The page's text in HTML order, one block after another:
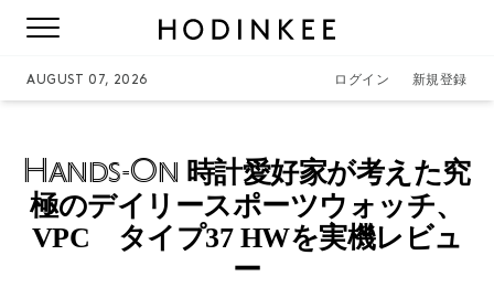
AUGUST 07, 2026 ログイン 新規登録
Hands-On 時計愛好家が考えた究
極のデイリースポーツウォッチ、
VPC タイプ37 HWを実機レビュ
ー